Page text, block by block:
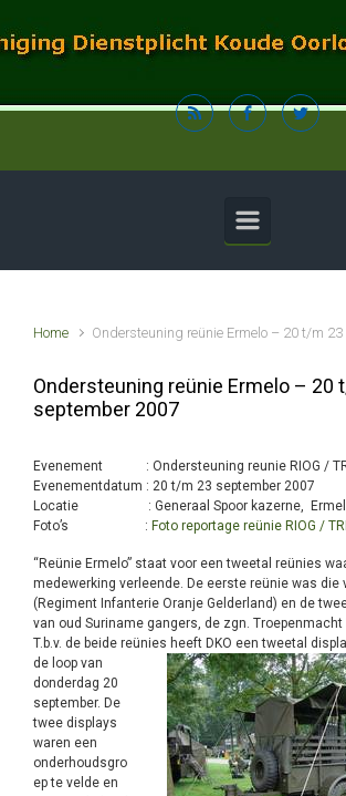
Home Ondersteuning reünie Ermelo – 20 t/m
Ondersteuning reünie Ermelo – 20
september 2007
Evenement : Ondersteuning reunie RIOG /
Evenementdatum : 20 t/m 23 september 2007
Locatie : Generaal Spoor kazerne,
Foto’s : Foto reportage reünie RIOG /
“Reünie Ermelo” staat voor een tweetal reünies
medewerking verleende. De eerste reünie was die
(Regiment Infanterie Oranje Gelderland) en de
van oud Suriname gangers, de zgn. Troepenmacht
T.b.v. de beide reünies heeft DKO een tweetal
de loop van
donderdag 20
september. De
twee displays
waren een
onderhoudsgro
ep te velde en